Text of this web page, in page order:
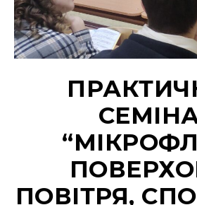
ПОВІТРЯ,